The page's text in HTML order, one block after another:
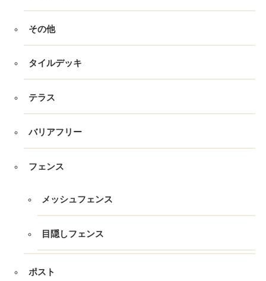
その他
タイルデッキ
テラス
バリアフリー
フェンス
メッシュフェンス
目隠しフェンス
ポスト